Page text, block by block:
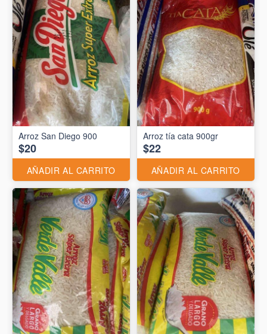
Arroz San Diego 900
$20
AÑADIR AL CARRITO
Arroz tía cata 900gr
$22
AÑADIR AL CARRITO